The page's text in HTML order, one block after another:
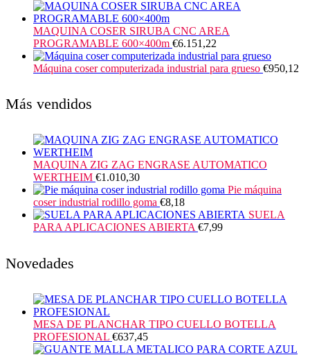
MAQUINA COSER SIRUBA CNC AREA
PROGRAMABLE 600×400m €6.151,22
Máquina coser computerizada industrial para grueso €950,12
Más vendidos
MAQUINA ZIG ZAG ENGRASE AUTOMATICO
WERTHEIM €1.010,30
Pie máquina
coser industrial rodillo goma €8,18
SUELA
PARA APLICACIONES ABIERTA €7,99
Novedades
MESA DE PLANCHAR TIPO CUELLO BOTELLA
PROFESIONAL €637,45